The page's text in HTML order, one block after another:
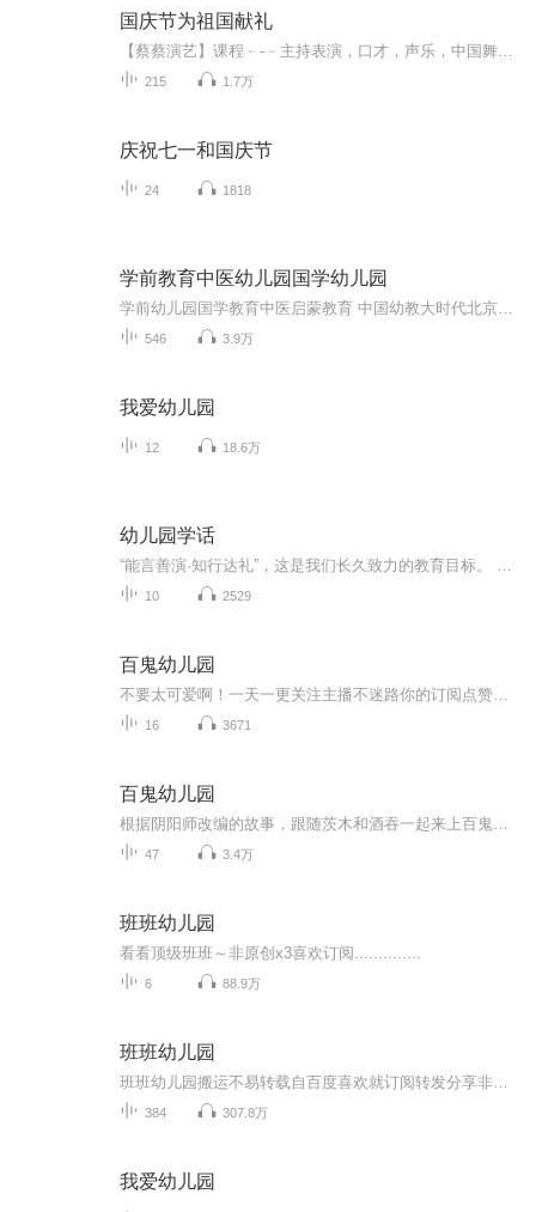
国庆节为祖国献礼
215 1.7万
庆祝七一和国庆节
24 1818
学前教育中医幼儿园国学幼儿园
546 3.9万
我爱幼儿园
12 18.6万
幼儿园学话
10 2529
百鬼幼儿园
16 3671
百鬼幼儿园
47 3.4万
班班幼儿园
看看顶级班班～非原创x3喜欢订阅..............
6 88.9万
班班幼儿园
384 307.8万
我爱幼儿园